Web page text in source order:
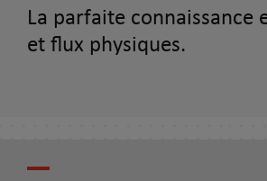
La parfaite connaissance
et flux physiques.